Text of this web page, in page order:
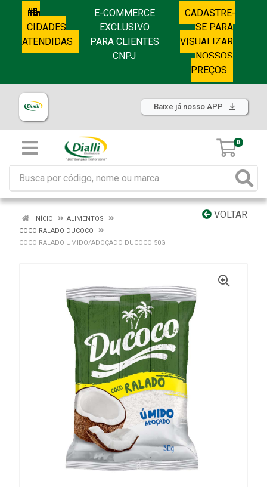
CIDADES
ATENDIDAS
E-COMMERCE
EXCLUSIVO
PARA CLIENTES
CNPJ
CADASTRE-
SE PARA
VISUALIZAR
NOSSOS
PREÇOS
Baixe já nosso APP
0
VOLTAR
INÍCIO
ALIMENTOS
COCO RALADO DUCOCO
COCO RALADO UMIDO/ADOÇADO DUCOCO 50G